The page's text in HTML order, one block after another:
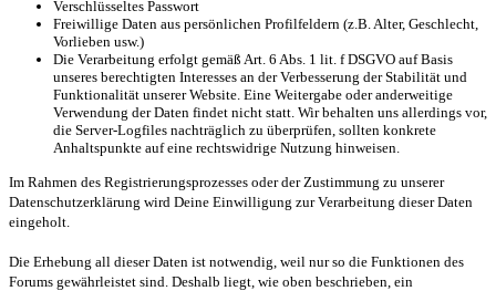
Verschlüsseltes Passwort
Freiwillige Daten aus persönlichen Profilfeldern (z.B. Alter, Geschlecht,
Vorlieben usw.)
Die Verarbeitung erfolgt gemäß Art. 6 Abs. 1 lit. f DSGVO auf Basis
unseres berechtigten Interesses an der Verbesserung der Stabilität und
Funktionalität unserer Website. Eine Weitergabe oder anderweitige
Verwendung der Daten findet nicht statt. Wir behalten uns allerdings vor,
die Server-Logfiles nachträglich zu überprüfen, sollten konkrete
Anhaltspunkte auf eine rechtswidrige Nutzung hinweisen.
Im Rahmen des Registrierungsprozesses oder der Zustimmung zu unserer
Datenschutzerklärung wird Deine Einwilligung zur Verarbeitung dieser Daten
eingeholt.
Die Erhebung all dieser Daten ist notwendig, weil nur so die Funktionen des
Forums gewährleistet sind. Deshalb liegt, wie oben beschrieben, ein